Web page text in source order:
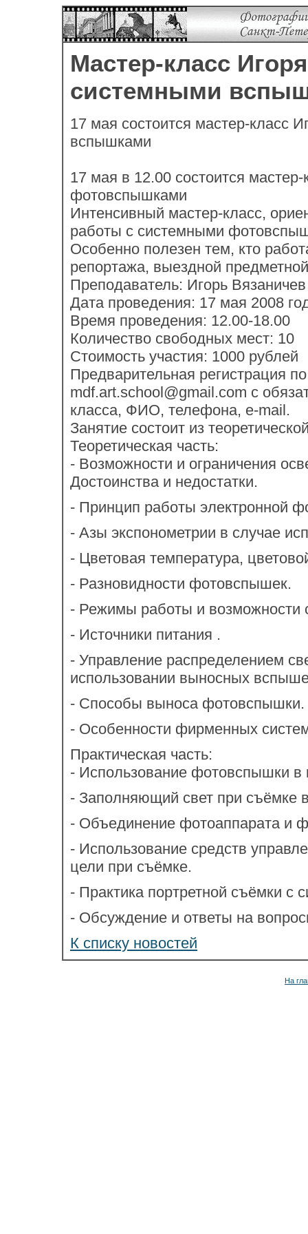
Мастер-класс
системными
17 мая состоится мастер-класс
вспышками
17 мая в 12.00 состоится
фотовспышками
Интенсивный мастер-класс,
работы с системными
Особенно полезен тем, кто
репортажа, выездной
Преподаватель: Игорь Вязаничев
Дата проведения: 17 мая 2008
Время проведения: 12.00-18.00
Количество свободных мест: 10
Стоимость участия: 1000 рублей
Предварительная регистрация
mdf.art.school@gmail.com с
класса, ФИО, телефона, e-mail.
Занятие состоит из
Теоретическая часть:
- Возможности и ограничения
Достоинства и недостатки.
- Принцип работы электронной
- Азы экспонометрии в случае
- Цветовая температура,
- Разновидности фотовспышек.
- Режимы работы и
- Источники питания .
- Управление распределением
использовании выносных
- Способы выноса
- Особенности фирменных
Практическая часть:
- Использование фотовспышки в
- Заполняющий свет при съёмке
- Объединение фотоаппарата и
- Использование средств
цели при съёмке.
- Практика портретной съёмки
- Обсуждение и ответы на
К списку новостей
На